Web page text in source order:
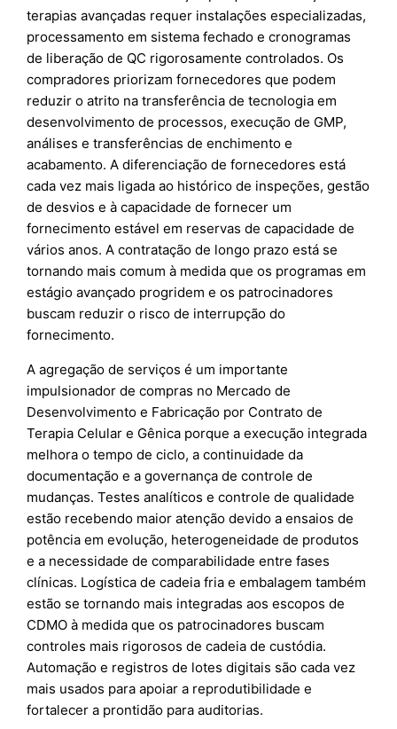
terapias avançadas requer instalações especializadas,
processamento em sistema fechado e cronogramas
de liberação de QC rigorosamente controlados. Os
compradores priorizam fornecedores que podem
reduzir o atrito na transferência de tecnologia em
desenvolvimento de processos, execução de GMP,
análises e transferências de enchimento e
acabamento. A diferenciação de fornecedores está
cada vez mais ligada ao histórico de inspeções, gestão
de desvios e à capacidade de fornecer um
fornecimento estável em reservas de capacidade de
vários anos. A contratação de longo prazo está se
tornando mais comum à medida que os programas em
estágio avançado progridem e os patrocinadores
buscam reduzir o risco de interrupção do
fornecimento.
A agregação de serviços é um importante
impulsionador de compras no Mercado de
Desenvolvimento e Fabricação por Contrato de
Terapia Celular e Gênica porque a execução integrada
melhora o tempo de ciclo, a continuidade da
documentação e a governança de controle de
mudanças. Testes analíticos e controle de qualidade
estão recebendo maior atenção devido a ensaios de
potência em evolução, heterogeneidade de produtos
e a necessidade de comparabilidade entre fases
clínicas. Logística de cadeia fria e embalagem também
estão se tornando mais integradas aos escopos de
CDMO à medida que os patrocinadores buscam
controles mais rigorosos de cadeia de custódia.
Automação e registros de lotes digitais são cada vez
mais usados para apoiar a reprodutibilidade e
fortalecer a prontidão para auditorias.